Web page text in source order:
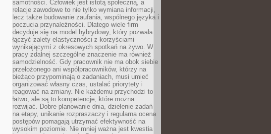
samotności. Człowiek jest istotą społeczną, a
relacje zawodowe to nie tylko wymiana informacji,
lecz także budowanie zaufania, wspólnego języka i
poczucia przynależności. Dlatego wiele firm
decyduje się na model hybrydowy, który pozwala
łączyć zalety elastyczności z korzyściami
wynikającymi z okresowych spotkań na żywo. W
pracy zdalnej szczególne znaczenie ma również
samodzielność. Gdy pracownik nie ma obok siebie
przełożonego ani współpracowników, którzy na
bieżąco przypominają o zadaniach, musi umieć
organizować własny czas, ustalać priorytety i
reagować na zmiany. Nie każdemu przychodzi to
łatwo, ale są to kompetencje, które można
rozwijać. Dobre planowanie dnia, dzielenie zadań
na etapy, unikanie rozpraszaczy i regularna ocena
postępów pomagają utrzymać efektywność na
wysokim poziomie. Nie mniej ważna jest kwestia